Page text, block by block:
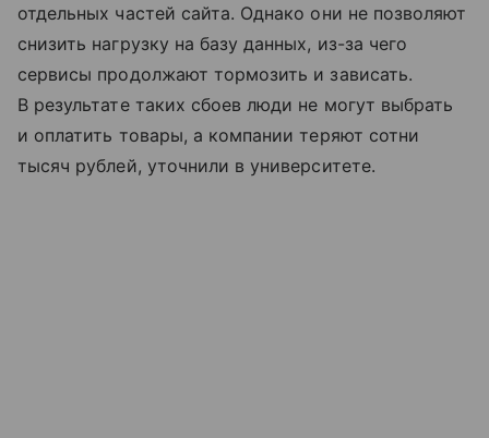
отдельных частей сайта. Однако они не позволяют
снизить нагрузку на базу данных, из-за чего
сервисы продолжают тормозить и зависать.
В результате таких сбоев люди не могут выбрать
и оплатить товары, а компании теряют сотни
тысяч рублей, уточнили в университете.